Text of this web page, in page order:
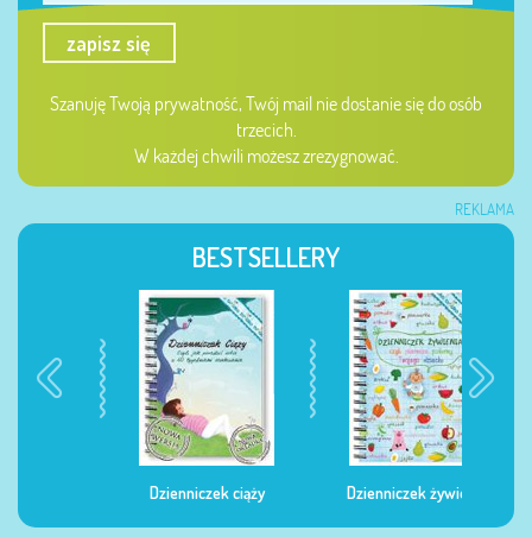
zapisz się
Szanuję Twoją prywatność, Twój mail nie dostanie się do osób
trzecich.
W każdej chwili możesz zrezygnować.
REKLAMA
BESTSELLERY
Dzienniczek ciąży Dzienniczek żywienia